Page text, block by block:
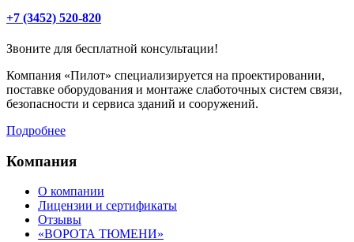
+7 (3452) 520-820
Звоните для бесплатной консультации!
Компания «Пилот» специализируется на проектировании,
поставке оборудования и монтаже слаботочных систем связи,
безопасности и сервиса зданий и сооружений.
Подробнее
Компания
О компании
Лицензии и сертификаты
Отзывы
«ВОРОТА ТЮМЕНИ»